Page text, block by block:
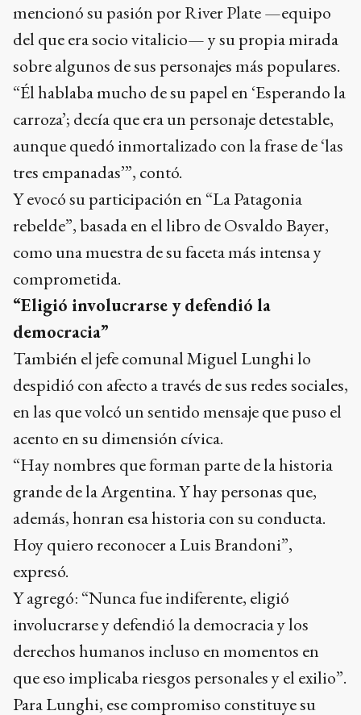
mencionó su pasión por River Plate —equipo
del que era socio vitalicio— y su propia mirada
sobre algunos de sus personajes más populares.
“Él hablaba mucho de su papel en ‘Esperando la
carroza’; decía que era un personaje detestable,
aunque quedó inmortalizado con la frase de ‘las
tres empanadas’”, contó.
Y evocó su participación en “La Patagonia
rebelde”, basada en el libro de Osvaldo Bayer,
como una muestra de su faceta más intensa y
comprometida.
“Eligió involucrarse y defendió la
democracia”
También el jefe comunal Miguel Lunghi lo
despidió con afecto a través de sus redes sociales,
en las que volcó un sentido mensaje que puso el
acento en su dimensión cívica.
“Hay nombres que forman parte de la historia
grande de la Argentina. Y hay personas que,
además, honran esa historia con su conducta.
Hoy quiero reconocer a Luis Brandoni”,
expresó.
Y agregó: “Nunca fue indiferente, eligió
involucrarse y defendió la democracia y los
derechos humanos incluso en momentos en
que eso implicaba riesgos personales y el exilio”.
Para Lunghi, ese compromiso constituye su